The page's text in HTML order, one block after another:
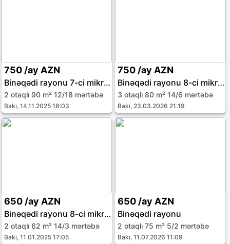
750 /ay AZN
Binəqədi rayonu 7-ci mikrorayon
2 otaqlı 90 m² 12/18 mərtəbə
Bakı, 14.11.2025 18:03
750 /ay AZN
Binəqədi rayonu 8-ci mikrorayon
3 otaqlı 80 m² 14/6 mərtəbə
Bakı, 23.03.2026 21:19
650 /ay AZN
Binəqədi rayonu 8-ci mikrorayon
2 otaqlı 62 m² 14/3 mərtəbə
Bakı, 11.01.2025 17:05
650 /ay AZN
Binəqədi rayonu
2 otaqlı 75 m² 5/2 mərtəbə
Bakı, 11.07.2026 11:09